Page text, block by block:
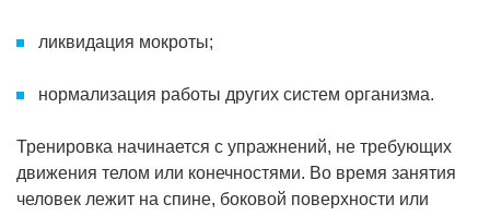
ликвидация мокроты;
нормализация работы других систем организма.
Тренировка начинается с упражнений, не требующих
движения телом или конечностями. Во время занятия
человек лежит на спине, боковой поверхности или